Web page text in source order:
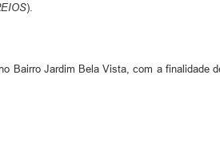
).
Bairro Jardim Bela Vista, com a finalidade